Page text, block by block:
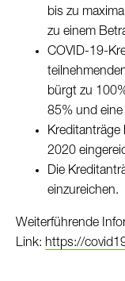
bis zu
zu einem
COVID-19-
bürgt zu
85% und
Kreditanträge
2020
Die
einzureichen.
Weiterführende
Link: https://